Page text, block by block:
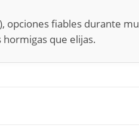
opciones fiables durante
que elijas.